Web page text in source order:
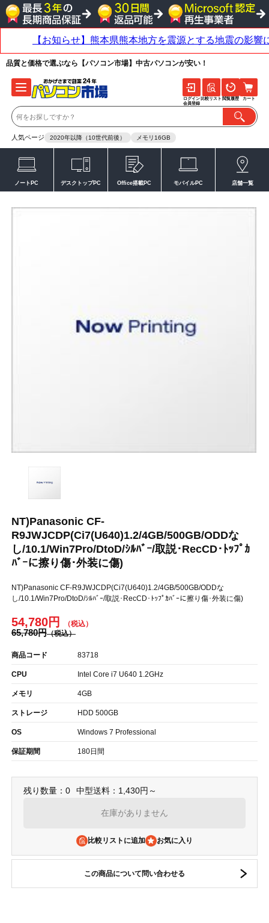
品質と価格で選ぶなら【パソコン市場】中古パソコンが安い！
人気ページ 2020年以降（10世代前後） メモリ16GB
ログイン
会員登録
比較リスト 閲覧履歴 カート
ノートPC デスクトップPC Office搭載PC モバイルPC 店舗一覧
NT)Panasonic CF-
R9JWJCDP(Ci7(U640)1.2/4GB/500GB/ODDな
し/10.1/Win7Pro/DtoD/ｼﾙﾊﾞｰ/取説･RecCD･ﾄｯﾌﾟｶ
ﾊﾞｰに擦り傷･外装に傷)
NT)Panasonic CF-R9JWJCDP(Ci7(U640)1.2/4GB/500GB/ODDな
し/10.1/Win7Pro/DtoD/ｼﾙﾊﾞｰ/取説･RecCD･ﾄｯﾌﾟｶﾊﾞｰに擦り傷･外装に傷)
54,780円
65,780円
商品コード 83718
CPU Intel Core i7 U640 1.2GHz
メモリ 4GB
ストレージ HDD 500GB
OS Windows 7 Professional
保証期間 180日間
残り数量：0 中型送料：1,430円～
在庫がありません
比較リストに追加
この商品について問い合わせる